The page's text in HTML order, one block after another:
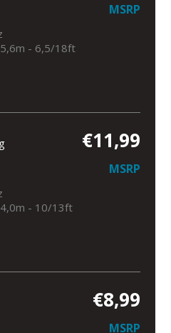
MSRP
- 6,5/18ft
€11,99
MSRP
- 10/13ft
€8,99
MSRP